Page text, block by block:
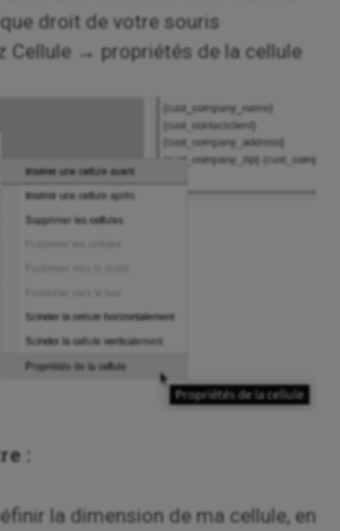
droit de votre souris
Cellule → propriétés de la cellule
:
la dimension de ma cellule, en